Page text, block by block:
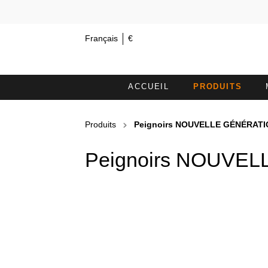
Français €
ACCUEIL PRODUITS
Produits Peignoirs NOUVELLE
Peignoirs